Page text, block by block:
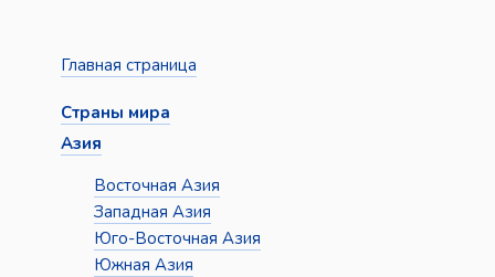
Главная страница
Страны мира
Азия
Восточная Азия
Западная Азия
Юго-Восточная Азия
Южная Азия